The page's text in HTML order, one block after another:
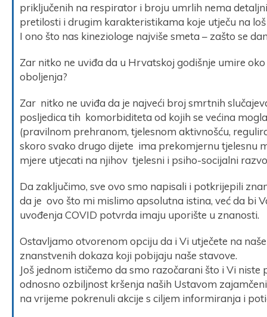
priključenih na respirator i broju umrlih nema
pretilosti i drugim karakteristikama koje utječu na loš
I ono što nas kineziologe najviše smeta – zašto se
Zar nitko ne uviđa da u Hrvatskoj godišnje umire
oboljenja?
Zar nitko ne uviđa da je najveći broj smrtnih
posljedica tih komorbiditeta od kojih se većina
(pravilnom prehranom, tjelesnom aktivnošću,
skoro svako drugo dijete ima prekomjernu tjelesnu
mjere utjecati na njihov tjelesni i psiho-socijalni
Da zaključimo, sve ovo smo napisali i potkrijepili
da je ovo što mi mislimo apsolutna istina, već da bi
uvođenja COVID potvrda imaju uporište u znanosti.
Ostavljamo otvorenom opciju da i Vi utječete na
znanstvenih dokaza koji pobijaju naše stavove.
Još jednom ističemo da smo razočarani što i Vi
odnosno ozbiljnost kršenja naših Ustavom
na vrijeme pokrenuli akcije s ciljem informiranja i